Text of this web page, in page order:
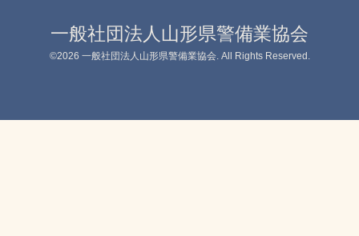
一般社団法人山形県警備業協会
©2026 一般社団法人山形県警備業協会. All Rights Reserved.